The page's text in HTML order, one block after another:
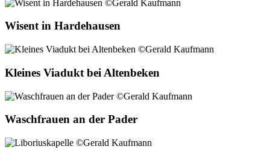
Wisent in Hardehausen
Kleines Viadukt bei Altenbeken
Waschfrauen an der Pader